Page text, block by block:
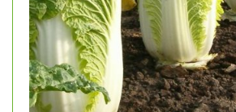
HORTENZIJE
LJEKOVITO I ZAČINSKO
VOĆE / BOBIČASTO VOĆE
Sjeme